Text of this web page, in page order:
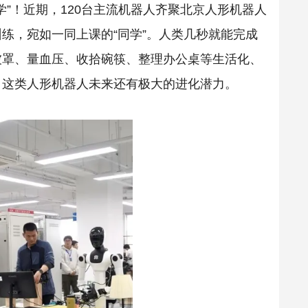
！近期，120台主流机器人齐聚北京人形机器人
，宛如一同上课的“同学”。人类几秒就能完成
、量血压、收拾碗筷、整理办公桌等生活化、
类人形机器人未来还有极大的进化潜力。